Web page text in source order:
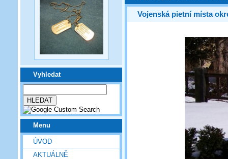
Vyhledat
Menu
ÚVOD
AKTUÁLNĚ
Vojenská pietní místa